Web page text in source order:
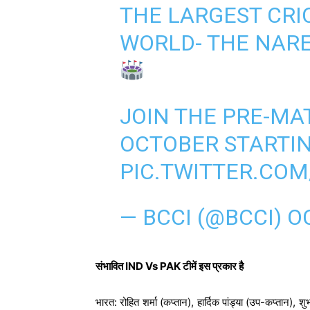
THE LARGEST
WORLD- THE
JOIN THE PRE-
OCTOBER
— BCCI (@BCCI)
संभावित IND Vs PAK टीमें इस प्रकार है
भारत: रोहित शर्मा (कप्तान), हार्दिक पांड्या (उप-